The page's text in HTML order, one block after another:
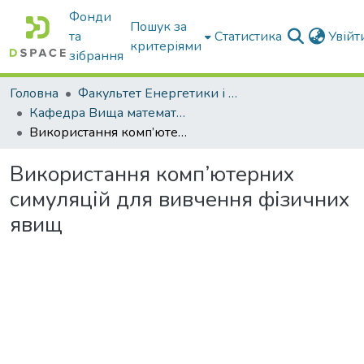
Фонди
та
зібрання
Пошук за
критеріями
Статистика
Головна
Факультет Енергетики і комп'ютерних технологій
Кафедра Вища математика та фізика
Використання комп’ютерних симуляцій для вивчення фізичних явищ
Використання комп’ютерних
симуляцій для вивчення фізичних
явищ